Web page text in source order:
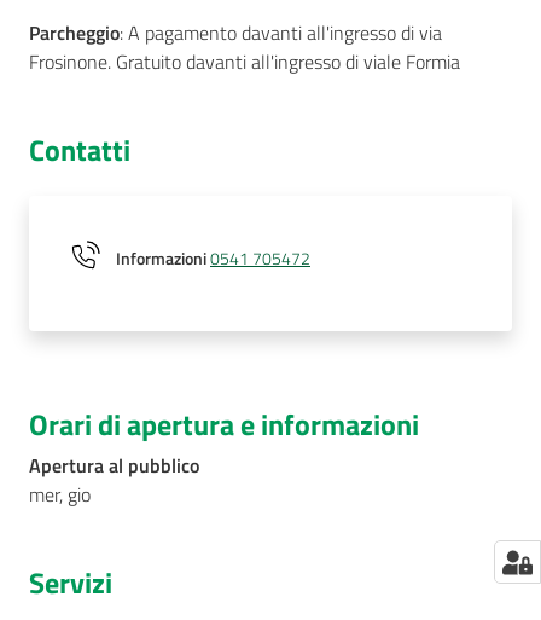
Parcheggio: A pagamento davanti all'ingresso di via
Frosinone. Gratuito davanti all'ingresso di viale Formia
Contatti
Informazioni0541 705472
Orari di apertura e informazioni
Apertura al pubblico
mer, gio
Servizi